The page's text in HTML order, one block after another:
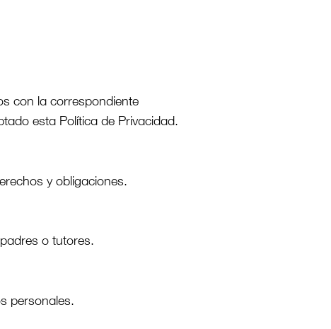
con la correspondiente
esta Política de Privacidad.
y obligaciones.
o tutores.
personales.